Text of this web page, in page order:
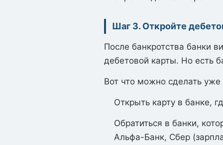
Шаг 3. Откройте
После банкротства банки
дебетовой карты. Но есть
Вот что можно сделать уже
Открыть карту в банке,
Обратиться в банки,
Альфа-Банк, Сбер